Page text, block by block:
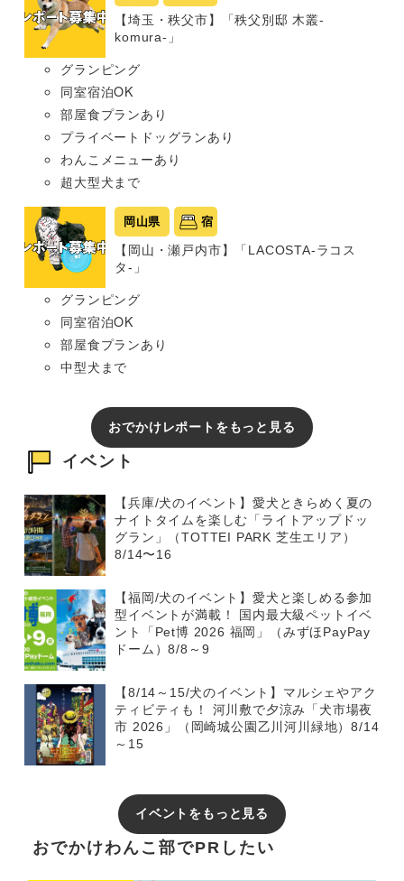
【埼玉・秩父市】「秩父別邸 木叢-
komura-」
グランピング
同室宿泊OK
部屋食プランあり
プライベートドッグランあり
わんこメニューあり
超大型犬まで
岡山県 宿
【岡山・瀬戸内市】「LACOSTA-ラコス
タ-」
グランピング
同室宿泊OK
部屋食プランあり
中型犬まで
おでかけレポートをもっと見る
イベント
【兵庫/犬のイベント】愛犬ときらめく夏の
ナイトタイムを楽しむ「ライトアップドッ
グラン」（TOTTEI PARK 芝生エリア）
8/14〜16
【福岡/犬のイベント】愛犬と楽しめる参加
型イベントが満載！ 国内最大級ペットイベ
ント「Pet博 2026 福岡」（みずほPayPay
ドーム）8/8～9
【8/14～15/犬のイベント】マルシェやアク
ティビティも！ 河川敷で夕涼み「犬市場夜
市 2026」（岡崎城公園乙川河川緑地）8/14
～15
イベントをもっと見る
おでかけわんこ部でPRしたい